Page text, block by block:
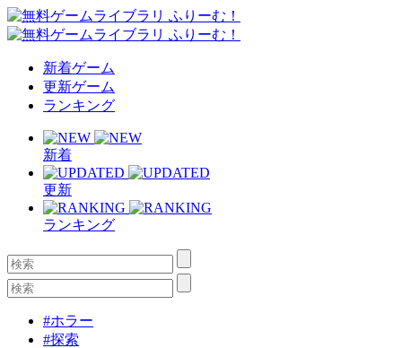
新着ゲーム
更新ゲーム
ランキング
新着
更新
ランキング
#ホラー
#探索